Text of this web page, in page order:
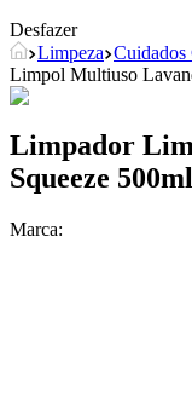
Desfazer
Limpeza Cuidados
Limpol Multiuso
Limpador
Squeeze 500ml
Marca: